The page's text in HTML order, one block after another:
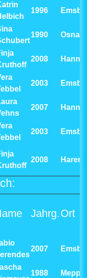
1996
1990
2008
2003
2007
2003
2008 Haren
Jahrg.Ort
2007
1988